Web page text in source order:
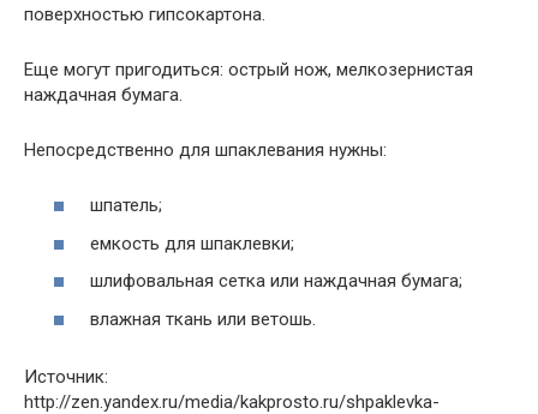
поверхностью гипсокартона.
Еще могут пригодиться: острый нож, мелкозернистая
наждачная бумага.
Непосредственно для шпаклевания нужны:
шпатель;
емкость для шпаклевки;
шлифовальная сетка или наждачная бумага;
влажная ткань или ветошь.
Источник:
http://zen.yandex.ru/media/kakprosto.ru/shpaklevka-